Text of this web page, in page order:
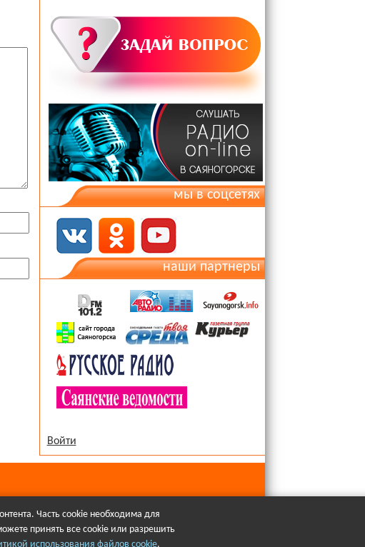
мы в соцсетях
наши партнеры
Войти
обязательна.
Часть cookie необходима для
принять все cookie или разрешить
использования файлов cookie.